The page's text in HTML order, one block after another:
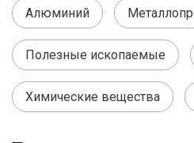
Алюминий
Полезные ископаемые
Химические вещества